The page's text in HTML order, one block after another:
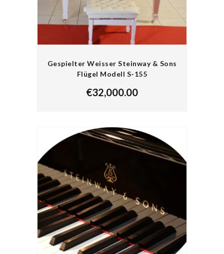
Gespielter Weisser Steinway & Sons
Flügel Modell S-155
€32,000.00